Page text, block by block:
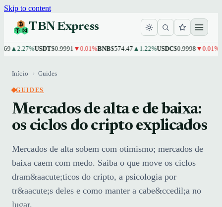
Skip to content
TBN Express
▲2.27%USDT$0.9991▼0.01%BNB$574.47▲1.22%USDC$0.9998▼0.01%XRP
Início › Guides
GUIDES
Mercados de alta e de baixa:
os ciclos do cripto explicados
Mercados de alta sobem com otimismo; mercados de
baixa caem com medo. Saiba o que move os ciclos
dram&aacute;ticos do cripto, a psicologia por
tr&aacute;s deles e como manter a cabe&ccedil;a no
lugar.